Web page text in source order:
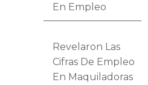
En Empleo
Revelaron Las
Cifras De Empleo
En Maquiladoras